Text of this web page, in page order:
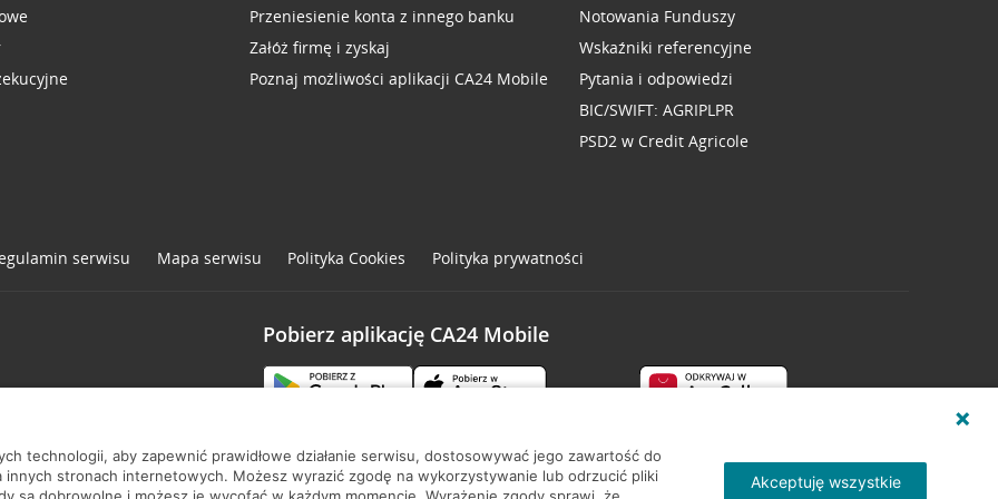
Przeniesienie konta z innego banku
Załóż firmę i zyskaj
Poznaj możliwości aplikacji CA24 Mobile
Notowania Funduszy
Wskaźniki referencyjne
Pytania i odpowiedzi
BIC/SWIFT: AGRIPLPR
PSD2 w Credit Agricole
serwisu Mapa serwisu Polityka Cookies Polityka prywatności
Pobierz aplikację CA24 Mobile
technologii, aby zapewnić prawidłowe działanie serwisu, dostosowywać jego zawartość do
stronach internetowych. Możesz wyrazić zgodę na wykorzystywanie lub odrzucić pliki
Akceptuję wszystkie